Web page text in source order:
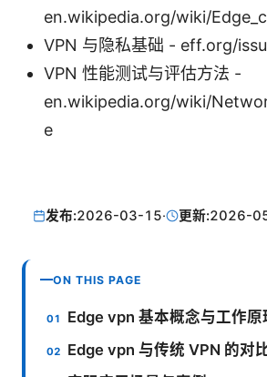
en.wikipedia.org/wiki/
VPN 与隐私基础 - eff.org/
VPN 性能测试与评估方法 -
en.wikipedia.org/wiki/
e
发布:2026-03-15· 更新:2026-
ON THIS PAGE
Edge vpn 基本概念与工作原
Edge vpn 与传统 VPN 的对